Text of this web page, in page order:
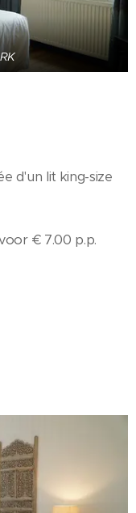
d'un lit king-size
€ 7.00 p.p.